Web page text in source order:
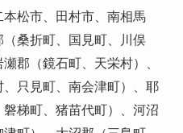
松市、田村市、南相馬
桑折町、国見町、川俣
郡（鏡石町、天栄村）、
只見町、南会津町）、耶
梯町、猪苗代町）、河沼